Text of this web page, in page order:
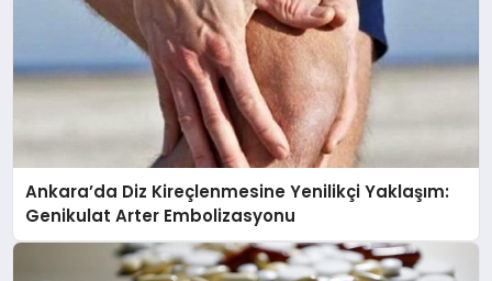
Ankara’da Diz Kireçlenmesine Yenilikçi Yaklaşım:
Genikulat Arter Embolizasyonu